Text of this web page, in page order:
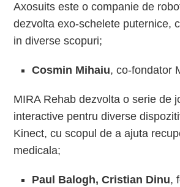
Axosuits este o companie de
dezvolta exo-schelete puternice,
in diverse scopuri;
Cosmin Mihaiu, co-fondator
MIRA Rehab dezvolta o serie de
interactive pentru diverse
Kinect, cu scopul de a ajuta
medicala;
Paul Balogh, Cristian Dinu,